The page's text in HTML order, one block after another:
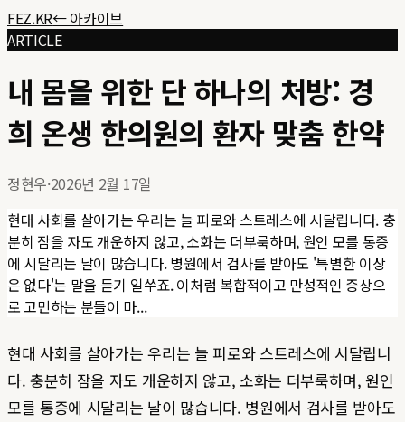
FEZ.KR← 아카이브
ARTICLE
내 몸을 위한 단 하나의 처방: 경
희 온생 한의원의 환자 맞춤 한약
정현우·2026년 2월 17일
현대 사회를 살아가는 우리는 늘 피로와 스트레스에 시달립니다. 충
분히 잠을 자도 개운하지 않고, 소화는 더부룩하며, 원인 모를 통증
에 시달리는 날이 많습니다. 병원에서 검사를 받아도 '특별한 이상
은 없다'는 말을 듣기 일쑤죠. 이처럼 복합적이고 만성적인 증상으
로 고민하는 분들이 마...
현대 사회를 살아가는 우리는 늘 피로와 스트레스에 시달립니
다. 충분히 잠을 자도 개운하지 않고, 소화는 더부룩하며, 원인
모를 통증에 시달리는 날이 많습니다. 병원에서 검사를 받아도